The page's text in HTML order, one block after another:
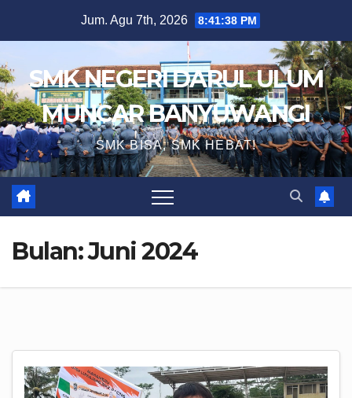
Jum. Agu 7th, 2026 8:41:38 PM
SMK NEGERI DARUL ULUM
MUNCAR BANYUWANGI
SMK BISA, SMK HEBAT!
Bulan:Juni 2024